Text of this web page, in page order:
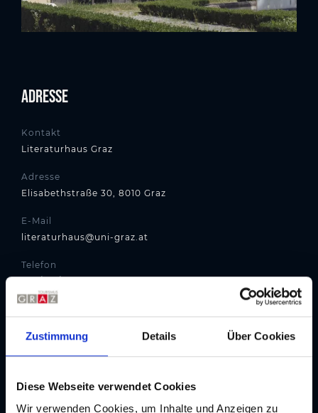
Zustimmung Details Über Cookies
Diese Webseite verwendet Cookies
Wir verwenden Cookies, um Inhalte und Anzeigen zu
Adresse
Kontakt
Literaturhaus Graz
Adresse
Elisabethstraße 30, 8010 Graz
E-Mail
literaturhaus@uni-graz.at
Telefon